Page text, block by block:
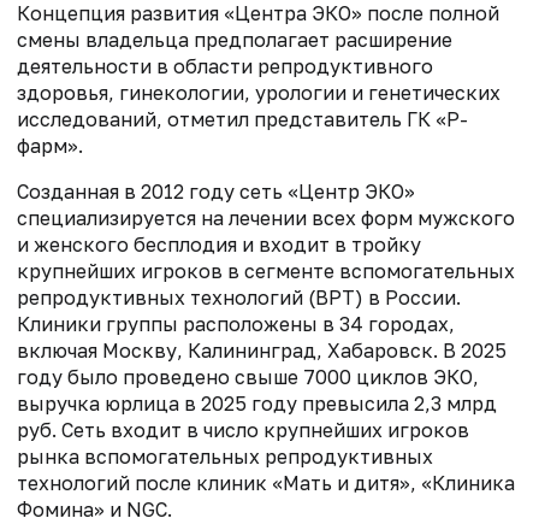
Концепция развития «Центра ЭКО» после полной
смены владельца предполагает расширение
деятельности в области репродуктивного
здоровья, гинекологии, урологии и генетических
исследований, отметил представитель ГК «Р-
фарм».
Созданная в 2012 году сеть «Центр ЭКО»
специализируется на лечении всех форм мужского
и женского бесплодия и входит в тройку
крупнейших игроков в сегменте вспомогательных
репродуктивных технологий (ВРТ) в России.
Клиники группы расположены в 34 городах,
включая Москву, Калининград, Хабаровск. В 2025
году было проведено свыше 7000 циклов ЭКО,
выручка юрлица в 2025 году превысила 2,3 млрд
руб. Сеть входит в число крупнейших игроков
рынка вспомогательных репродуктивных
технологий после клиник «Мать и дитя», «Клиника
Фомина» и NGC.